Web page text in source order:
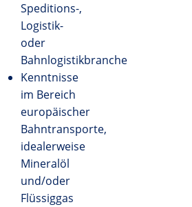
Speditions-,
Logistik-
oder
Bahnlogistikbranche
Kenntnisse
im Bereich
europäischer
Bahntransporte,
idealerweise
Mineralöl
und/oder
Flüssiggas